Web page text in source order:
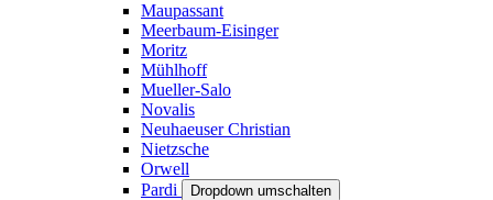
Maupassant
Meerbaum-Eisinger
Moritz
Mühlhoff
Mueller-Salo
Novalis
Neuhaeuser Christian
Nietzsche
Orwell
Pardi
Dropdown umschalten